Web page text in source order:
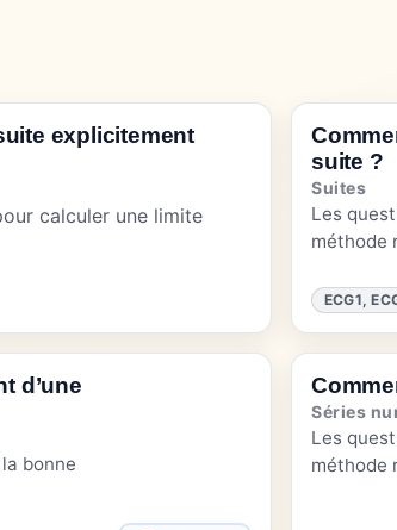
explicitement
calculer une limite
suite ?
Suites
Les
méthode
ECG1,
d’une
bonne
Séries
Les
méthode